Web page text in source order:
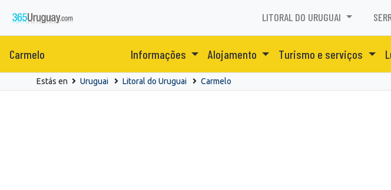
LITORAL DO URUGUAI
Carmelo Informações Alojamento Turismo e serviços
Estás en Uruguai Litoral do Uruguai Carmelo